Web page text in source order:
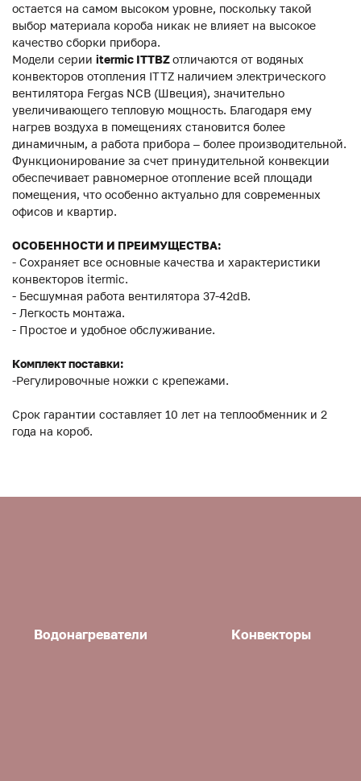
остается на самом высоком уровне, поскольку такой
выбор материала короба никак не влияет на высокое
качество сборки прибора.
Модели серии itermic ITTBZотличаются от водяных
конвекторов отопления ITTZ наличием электрического
вентилятора Fergas NCB (Швеция), значительно
увеличивающего тепловую мощность. Благодаря ему
нагрев воздуха в помещениях становится более
динамичным, а работа прибора – более производительной.
Функционирование за счет принудительной конвекции
обеспечивает равномерное отопление всей площади
помещения, что особенно актуально для современных
офисов и квартир.
ОСОБЕННОСТИ И ПРЕИМУЩЕСТВА:
- Сохраняет все основные качества и характеристики
конвекторов itermic.
- Бесшумная работа вентилятора 37-42dB.
- Легкость монтажа.
- Простое и удобное обслуживание.
Комплект поставки:
-Регулировочные ножки с крепежами.
Срок гарантии составляет 10 лет на теплообменник и 2
года на короб.
Водонагреватели Конвекторы